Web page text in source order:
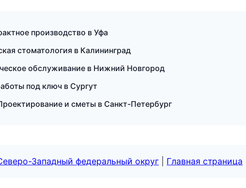
производство в Уфа
стоматология в Калининград
обслуживание в Нижний Новгород
под ключ в Сургут
и сметы в Санкт-Петербург
Западный федеральный округ Главная страница